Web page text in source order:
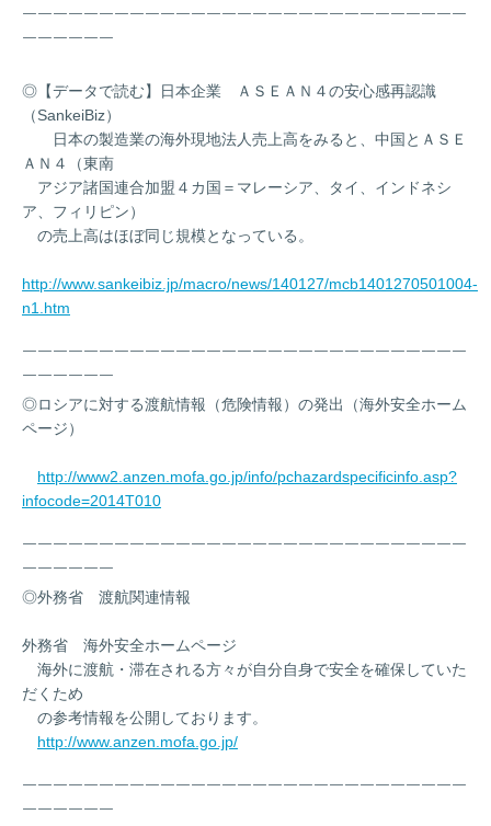
￣￣￣￣￣￣￣￣￣￣￣￣￣￣￣￣￣￣￣￣￣￣￣￣￣￣￣￣￣
￣￣￣￣￣￣
◎【データで読む】日本企業 ＡＳＥＡＮ４の安心感再認識
（SankeiBiz）
日本の製造業の海外現地法人売上高をみると、中国とＡＳＥ
ＡＮ４（東南
アジア諸国連合加盟４カ国＝マレーシア、タイ、インドネシ
ア、フィリピン）
の売上高はほぼ同じ規模となっている。
http://www.sankeibiz.jp/macro/news/140127/mcb1401270501004-
n1.htm
￣￣￣￣￣￣￣￣￣￣￣￣￣￣￣￣￣￣￣￣￣￣￣￣￣￣￣￣￣
￣￣￣￣￣￣
◎ロシアに対する渡航情報（危険情報）の発出（海外安全ホーム
ページ）
http://www2.anzen.mofa.go.jp/info/pchazardspecificinfo.asp?
infocode=2014T010
￣￣￣￣￣￣￣￣￣￣￣￣￣￣￣￣￣￣￣￣￣￣￣￣￣￣￣￣￣
￣￣￣￣￣￣
◎外務省 渡航関連情報
外務省 海外安全ホームページ
海外に渡航・滞在される方々が自分自身で安全を確保していた
だくため
の参考情報を公開しております。
http://www.anzen.mofa.go.jp/
￣￣￣￣￣￣￣￣￣￣￣￣￣￣￣￣￣￣￣￣￣￣￣￣￣￣￣￣￣
￣￣￣￣￣￣